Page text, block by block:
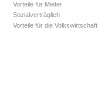
Vorteile für Mieter
Sozialverträglich
Vorteile für die Volkswirtschaft